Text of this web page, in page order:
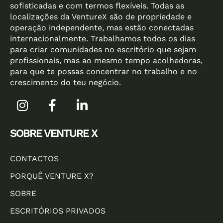
sofisticadas e com termos flexíveis. Todas as
localizações da VentureX são de propriedade e
operação independente, mas estão conectadas
internacionalmente. Trabalhamos todos os dias
para criar comunidades no escritório que sejam
profissionais, mas ao mesmo tempo acolhedoras,
para que te possas concentrar no trabalho e no
crescimento do teu negócio.
SOBRE VENTURE X
CONTACTOS
PORQUÊ VENTURE X?
SOBRE
ESCRITÓRIOS PRIVADOS